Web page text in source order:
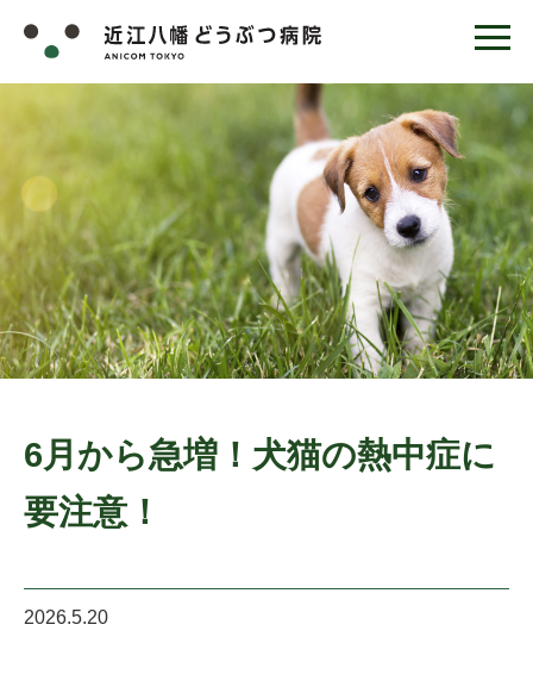
6月から急増！犬猫の熱中症に
要注意！
2026.5.20